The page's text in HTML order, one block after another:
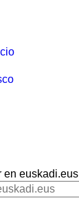
en euskadi.eus